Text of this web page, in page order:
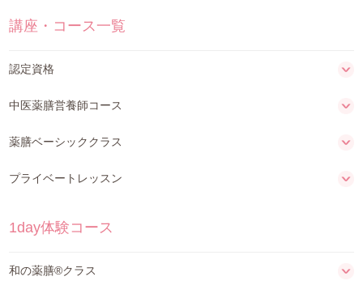
講座・コース一覧
認定資格
中医薬膳営養師コース
薬膳ベーシッククラス
プライベートレッスン
1day体験コース
和の薬膳®クラス